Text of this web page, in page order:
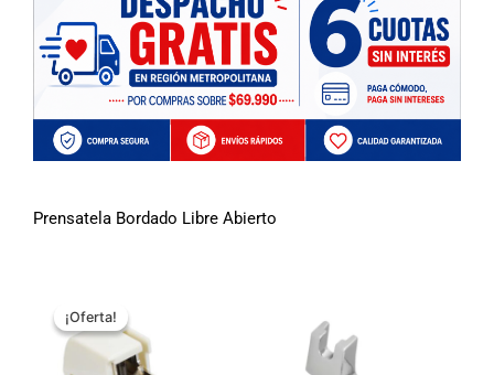
Prensatela Bordado Libre Abierto
¡Oferta!
¡Oferta!
precio
original
era:
$16.990.
es:
$12.990.